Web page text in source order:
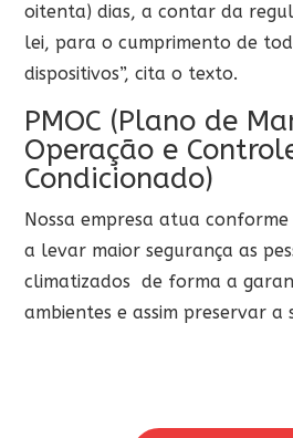
oitenta) dias, a contar da
lei, para o cumprimento de
dispositivos”, cita o texto.
PMOC (Plano de
Operação e
Condicionado)
Nossa empresa atua
a levar maior segurança as
climatizados de forma a
ambientes e assim preservar a